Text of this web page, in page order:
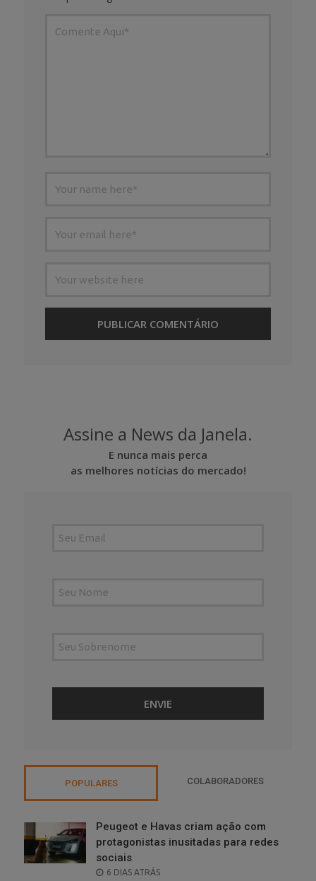
Assine a News da Janela.
E nunca mais perca
as melhores notícias do mercado!
POPULARES COLABORADORES
Peugeot e Havas criam ação com
protagonistas inusitadas para redes
sociais
POSTED
6 DIAS ATRÁS